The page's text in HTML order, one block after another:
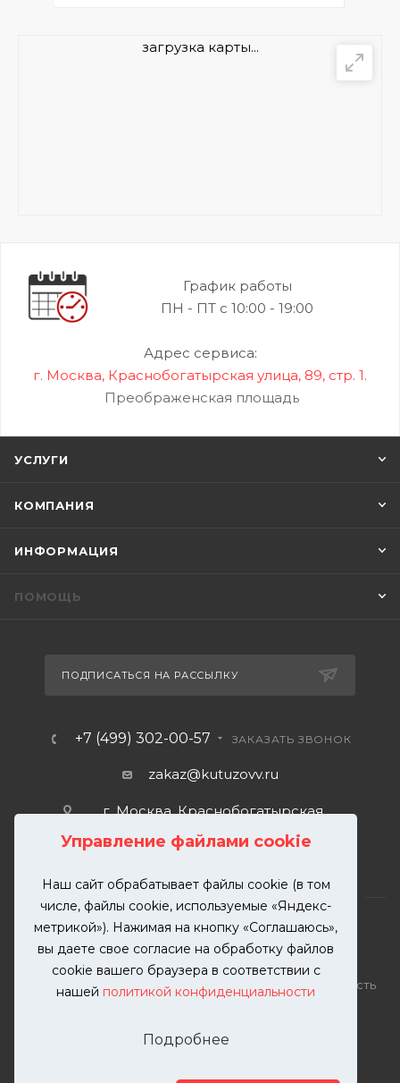
Управление файлами cookie
Наш сайт обрабатывает файлы cookie (в том
числе, файлы cookie, используемые «Яндекс-
метрикой»). Нажимая на кнопку «Соглашаюсь»,
вы даете свое согласие на обработку файлов
cookie вашего браузера в соответствии с
нашей политикой конфиденциальности
Подробнее
загрузка карты...
График работы
ПН - ПТ с 10:00 - 19:00
Адрес сервиса:
г. Москва, Краснобогатырская улица, 89, стр. 1.
Преображенская площадь
УСЛУГИ
КОМПАНИЯ
ИНФОРМАЦИЯ
ПОМОЩЬ
ПОДПИСАТЬСЯ НА РАССЫЛКУ
+7 (499) 302-00-57 ЗАКАЗАТЬ ЗВОНОК
zakaz@kutuzovv.ru
г. Москва, Краснобогатырская
2026 © KUTUZOVV | Кузовной ремонт и покраска
автомобилей. Вся информация на сайте – собственность
разрешения запрещена. Все права защищены.